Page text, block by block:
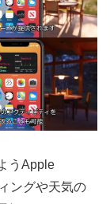
うApple
ングや天気の